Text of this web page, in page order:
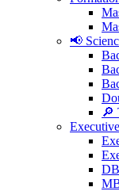
📢
🔎